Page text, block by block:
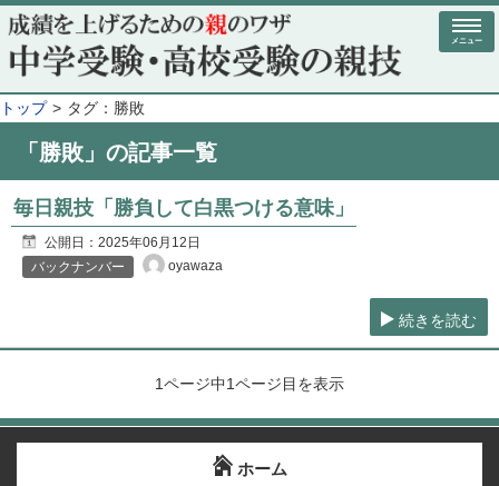
メニュー
トップ タグ：勝敗
「勝敗」の記事一覧
毎日親技「勝負して白黒つける意味」
公開日： 2025年06月12日
バックナンバー
oyawaza
続きを読む
1ページ中1ページ目を表示
ホーム